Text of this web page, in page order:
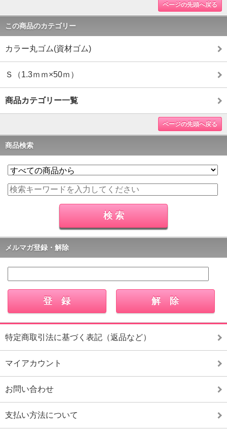
ページの先頭へ戻る
この商品のカテゴリー
カラー丸ゴム(資材ゴム)
Ｓ（1.3ｍｍ×50ｍ）
商品カテゴリー一覧
ページの先頭へ戻る
商品検索
メルマガ登録・解除
特定商取引法に基づく表記（返品など）
マイアカウント
お問い合わせ
支払い方法について